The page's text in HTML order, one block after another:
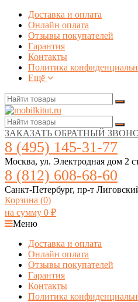
Доставка и оплата
Онлайн оплата
Отзывы покупателей
Гарантия
Контакты
Политика
Ещё
ЗАКАЗАТЬ ОБРАТНЫЙ
8 (495) 145-31-77
Москва, ул. Электродная дом 2
8 (812) 608-68-60
Санкт-Петербург, пр-т
Корзина (0)
на сумму 0 ₽
Меню
Доставка и оплата
Онлайн оплата
Отзывы покупателей
Гарантия
Контакты
Политика